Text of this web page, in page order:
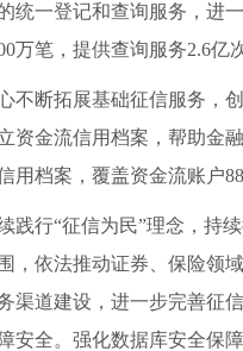
统一登记和查询服务，进
万笔，提供查询服务2.6亿
断拓展基础征信服务，创
资金流信用档案，帮助金
用档案，覆盖资金流账户
行“征信为民”理念，持续
，依法推动证券、保险领
渠道建设，进一步完善征
安全。强化数据库安全保